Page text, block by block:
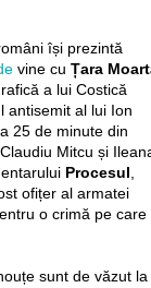
își prezintă
vine cu Țara
a lui Costică
antisemit al lui Ion
25 de minute din
Mitcu și
Procesul ,
ofițer al armatei
o crimă pe care
sunt de văzut la